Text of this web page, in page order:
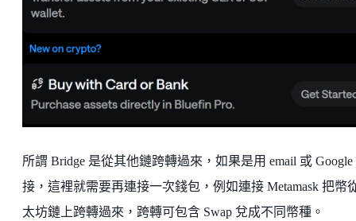
所謂 Bridge 是從其他鏈跨轉過來，如果是用 email 或 Google
接，這裡就需要再連接一次錢包，例如連接 Metamask 把幣
太坊鏈上跨轉過來，跨轉可包含 Swap 兌成不同幣種。